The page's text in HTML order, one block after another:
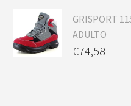
GRISPORT
ADULTO
€74,58